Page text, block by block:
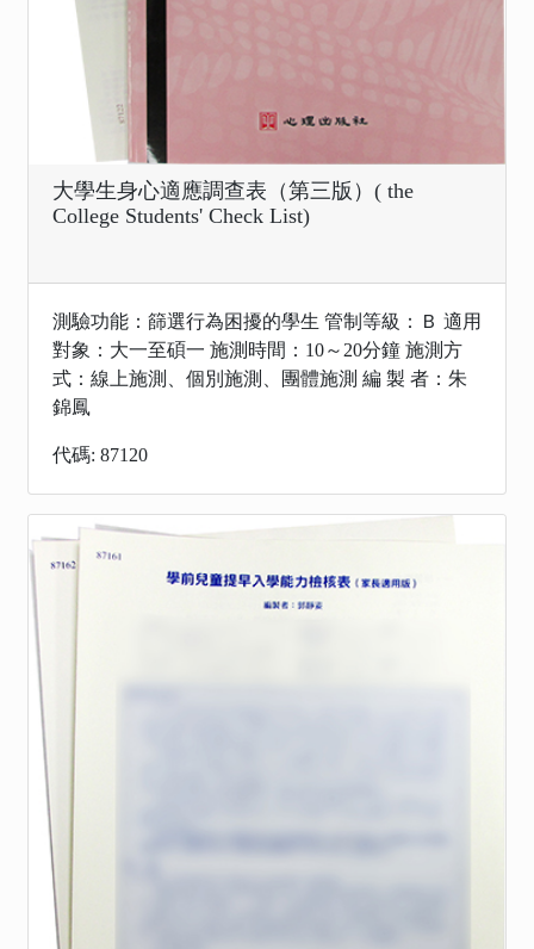
大學生身心適應調查表（第三版）( the
College Students' Check List)
測驗功能：篩選行為困擾的學生 管制等級：Ｂ 適用
對象：大一至碩一 施測時間：10～20分鐘 施測方
式：線上施測、個別施測、團體施測 編 製 者：朱
錦鳳
代碼: 87120